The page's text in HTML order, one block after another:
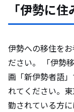
「伊勢に
伊勢への移住を
ださい。 「伊勢
画「新伊勢者語
れてください。
勤されている方